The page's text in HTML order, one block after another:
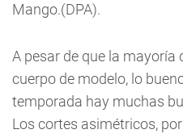
Mango.(DPA).
A pesar de que la mayoría
cuerpo de modelo, lo
temporada hay muchas
Los cortes asimétricos,